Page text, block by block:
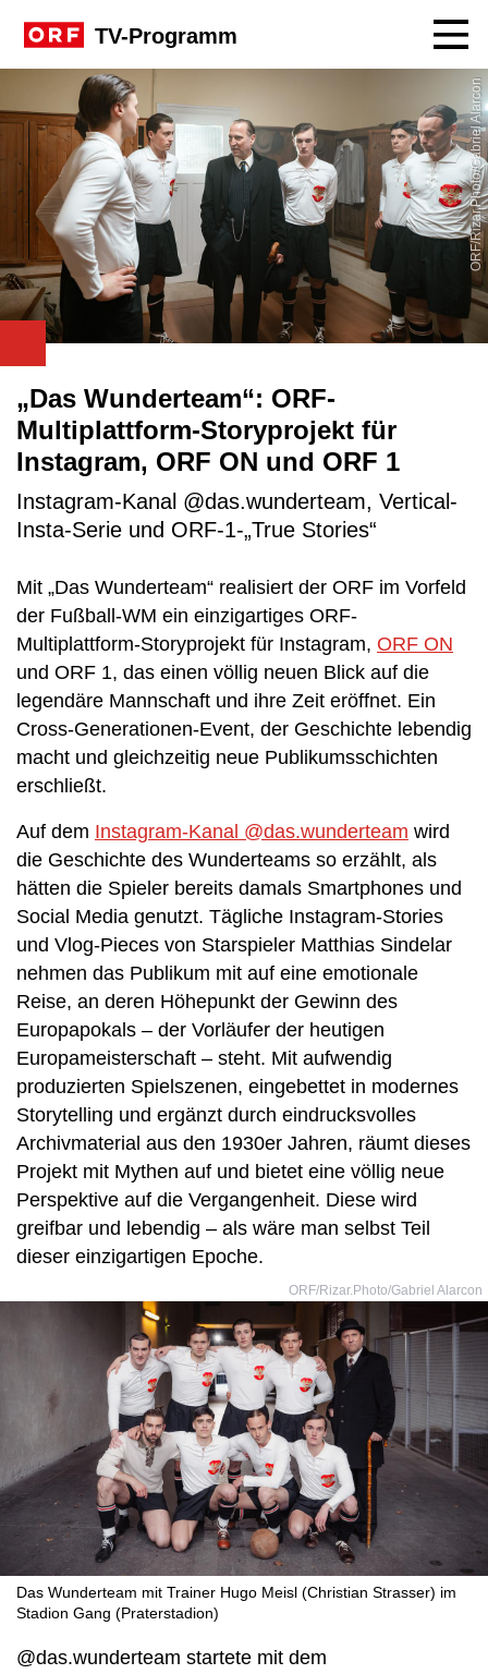
TV-Programm
ORF/Rizar.Photo/Gabriel Alarcon
„Das Wunderteam“: ORF-
Multiplattform-Storyprojekt für
Instagram, ORF ON und ORF 1
Instagram-Kanal @das.wunderteam, Vertical-
Insta-Serie und ORF-1-„True Stories“
Mit „Das Wunderteam“ realisiert der ORF im Vorfeld
der Fußball-WM ein einzigartiges ORF-
Multiplattform-Storyprojekt für Instagram, ORF ON
und ORF 1, das einen völlig neuen Blick auf die
legendäre Mannschaft und ihre Zeit eröffnet. Ein
Cross-Generationen-Event, der Geschichte lebendig
macht und gleichzeitig neue Publikumsschichten
erschließt.
Auf dem Instagram-Kanal @das.wunderteam wird
die Geschichte des Wunderteams so erzählt, als
hätten die Spieler bereits damals Smartphones und
Social Media genutzt. Tägliche Instagram-Stories
und Vlog-Pieces von Starspieler Matthias Sindelar
nehmen das Publikum mit auf eine emotionale
Reise, an deren Höhepunkt der Gewinn des
Europapokals – der Vorläufer der heutigen
Europameisterschaft – steht. Mit aufwendig
produzierten Spielszenen, eingebettet in modernes
Storytelling und ergänzt durch eindrucksvolles
Archivmaterial aus den 1930er Jahren, räumt dieses
Projekt mit Mythen auf und bietet eine völlig neue
Perspektive auf die Vergangenheit. Diese wird
greifbar und lebendig – als wäre man selbst Teil
dieser einzigartigen Epoche.
ORF/Rizar.Photo/Gabriel Alarcon
Das Wunderteam mit Trainer Hugo Meisl (Christian Strasser) im
Stadion Gang (Praterstadion)
@das.wunderteam startete mit dem